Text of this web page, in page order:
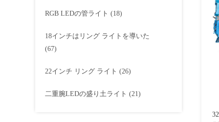
RGB LEDの管ライト (18)
18インチはリング ライトを導いた
(67)
22インチ リング ライト (26)
二重腕LEDの盛り土ライト (21)